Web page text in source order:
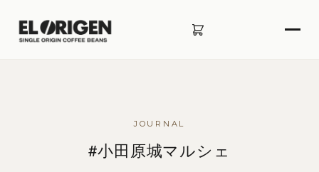
JOURNAL
#小田原城マルシェ